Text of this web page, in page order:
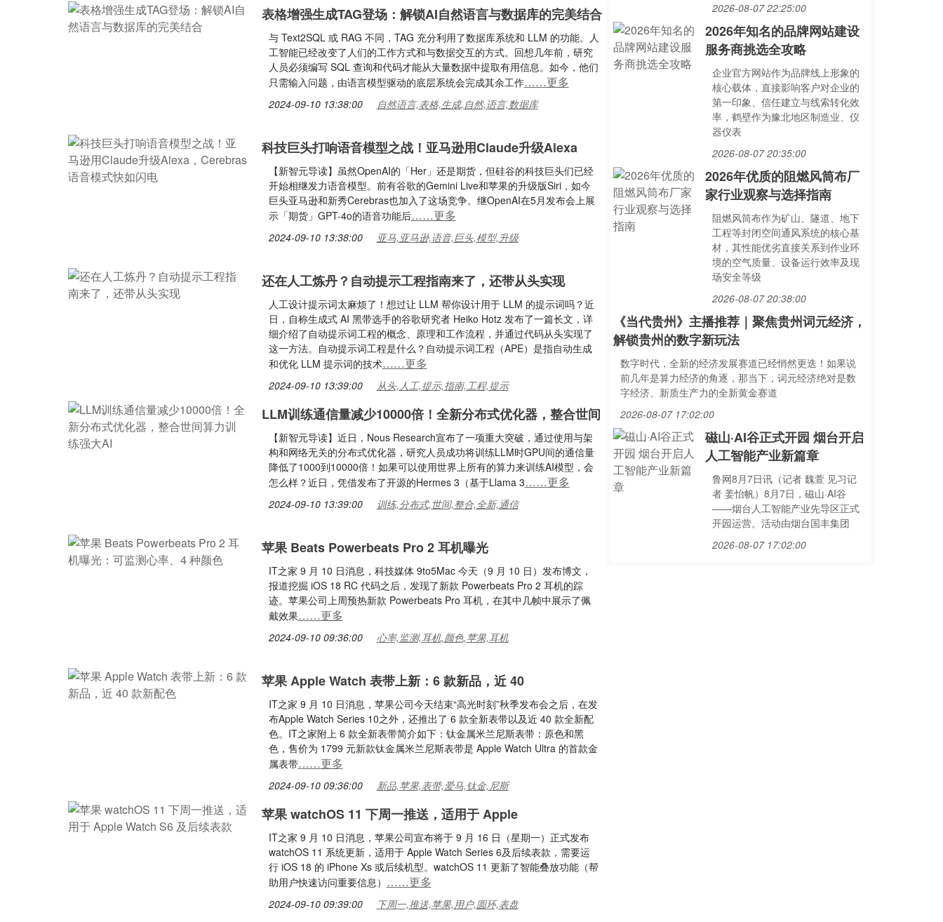
表格增强生成TAG登场：解锁AI自然语言与数据库的完美结合
与 Text2SQL 或 RAG 不同，TAG 充分利用了数据库系统和 LLM 的功能。人
工智能已经改变了人们的工作方式和与数据交互的方式。回想几年前，研究
人员必须编写 SQL 查询和代码才能从大量数据中提取有用信息。如今，他们
只需输入问题，由语言模型驱动的底层系统会完成其余工作……更多
2024-09-10 13:38:00 自然语言,表格,生成,自然,语言,数据库
科技巨头打响语音模型之战！亚马逊用Claude升级Alexa
【新智元导读】虽然OpenAI的「Her」还是期货，但硅谷的科技巨头们已经
开始相继发力语音模型。前有谷歌的Gemini Live和苹果的升级版Siri，如今
巨头亚马逊和新秀Cerebras也加入了这场竞争。继OpenAI在5月发布会上展
示「期货」GPT-4o的语音功能后……更多
2024-09-10 13:38:00 亚马,亚马逊,语音,巨头,模型,升级
还在人工炼丹？自动提示工程指南来了，还带从头实现
人工设计提示词太麻烦了！想过让 LLM 帮你设计用于 LLM 的提示词吗？近
日，自称生成式 AI 黑带选手的谷歌研究者 Heiko Hotz 发布了一篇长文，详
细介绍了自动提示词工程的概念、原理和工作流程，并通过代码从头实现了
这一方法。自动提示词工程是什么？自动提示词工程（APE）是指自动生成
和优化 LLM 提示词的技术……更多
2024-09-10 13:39:00 从头,人工,提示,指南,工程,提示
LLM训练通信量减少10000倍！全新分布式优化器，整合世间
【新智元导读】近日，Nous Research宣布了一项重大突破，通过使用与架
构和网络无关的分布式优化器，研究人员成功将训练LLM时GPU间的通信量
降低了1000到10000倍！如果可以使用世界上所有的算力来训练AI模型，会
怎么样？近日，凭借发布了开源的Hermes 3（基于Llama 3……更多
2024-09-10 13:39:00 训练,分布式,世间,整合,全新,通信
苹果 Beats Powerbeats Pro 2 耳机曝光
IT之家 9 月 10 日消息，科技媒体 9to5Mac 今天（9 月 10 日）发布博文，
报道挖掘 iOS 18 RC 代码之后，发现了新款 Powerbeats Pro 2 耳机的踪
迹。苹果公司上周预热新款 Powerbeats Pro 耳机，在其中几帧中展示了佩
戴效果……更多
2024-09-10 09:36:00 心率,监测,耳机,颜色,苹果,耳机
苹果 Apple Watch 表带上新：6 款新品，近 40
IT之家 9 月 10 日消息，苹果公司今天结束“高光时刻”秋季发布会之后，在发
布Apple Watch Series 10之外，还推出了 6 款全新表带以及近 40 款全新配
色。IT之家附上 6 款全新表带简介如下：钛金属米兰尼斯表带：原色和黑
色，售价为 1799 元新款钛金属米兰尼斯表带是 Apple Watch Ultra 的首款金
属表带……更多
2024-09-10 09:36:00 新品,苹果,表带,爱马,钛金,尼斯
苹果 watchOS 11 下周一推送，适用于 Apple
IT之家 9 月 10 日消息，苹果公司宣布将于 9 月 16 日（星期一）正式发布
watchOS 11 系统更新，适用于 Apple Watch Series 6及后续表款，需要运
行 iOS 18 的 iPhone Xs 或后续机型。watchOS 11 更新了智能叠放功能（帮
助用户快速访问重要信息） ……更多
2024-09-10 09:39:00 下周一,推送,苹果,用户,圆环,表盘
2026-08-07 22:25:00
2026年知名的品牌网站建设
服务商挑选全攻略
企业官方网站作为品牌线上形象的
核心载体，直接影响客户对企业的
第一印象、信任建立与线索转化效
率，鹤壁作为豫北地区制造业、仪
器仪表
2026-08-07 20:35:00
2026年优质的阻燃风筒布厂
家行业观察与选择指南
阻燃风筒布作为矿山、隧道、地下
工程等封闭空间通风系统的核心基
材，其性能优劣直接关系到作业环
境的空气质量、设备运行效率及现
场安全等级
2026-08-07 20:38:00
《当代贵州》主播推荐｜聚焦贵州词元经济，
解锁贵州的数字新玩法
数字时代，全新的经济发展赛道已经悄然更迭！如果说
前几年是算力经济的角逐，那当下，词元经济绝对是数
字经济、新质生产力的全新黄金赛道
2026-08-07 17:02:00
磁山·AI谷正式开园 烟台开启
人工智能产业新篇章
鲁网8月7日讯（记者 魏萱 见习记
者 姜怡帆）8月7日，磁山·AI谷
——烟台人工智能产业先导区正式
开园运营。活动由烟台国丰集团
2026-08-07 17:02:00